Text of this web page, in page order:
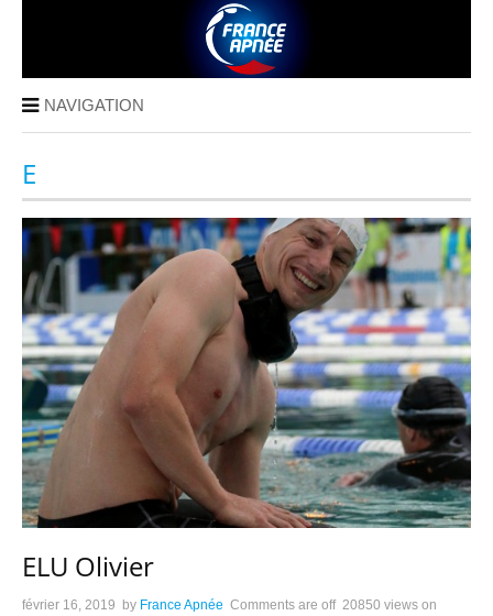
NAVIGATION
E
ELU Olivier
février 16, 2019 by France Apnée Comments are off 20850 views on